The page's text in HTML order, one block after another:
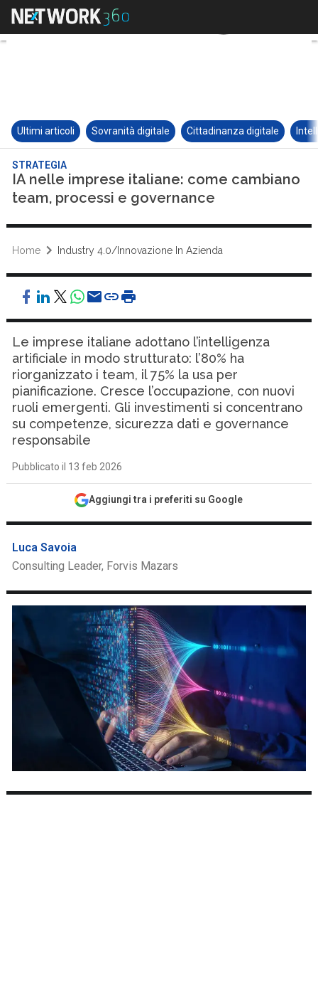
Ultimi articoli Sovranità digitale Cittadinanza digitale
STRATEGIA
IA nelle imprese italiane: come cambiano
team, processi e governance
Home Industry 4.0/Innovazione In Azienda
Le imprese italiane adottano l’intelligenza
artificiale in modo strutturato: l’80% ha
riorganizzato i team, il 75% la usa per
pianificazione. Cresce l’occupazione, con nuovi
ruoli emergenti. Gli investimenti si concentrano
su competenze, sicurezza dati e governance
responsabile
Pubblicato il 13 feb 2026
Aggiungi tra i preferiti su Google
Luca Savoia
Consulting Leader, Forvis Mazars